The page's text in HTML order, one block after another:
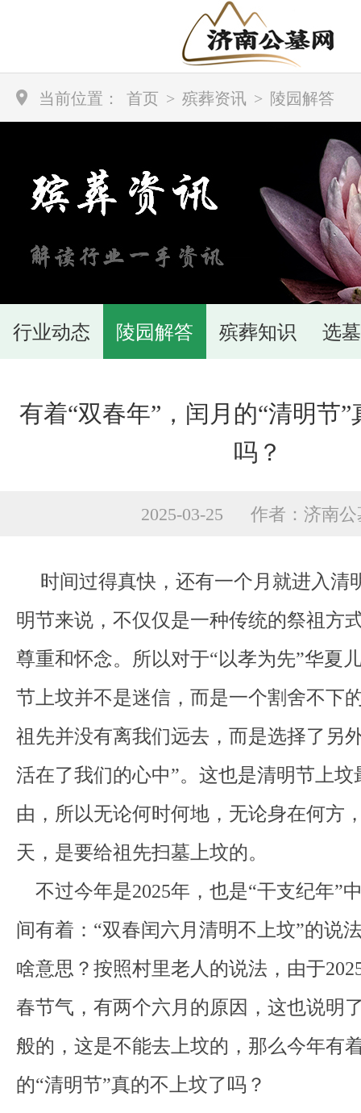
当前位置： 首页 > 殡葬资讯 > 陵园解答
行业动态 陵园解答 殡葬知识 选
有着“双春年”，闰月的“清明节
吗？
2025-03-25 作者：济南公
时间过得真快，还有一个月就进入清
明节来说，不仅仅是一种传统的祭祖方
尊重和怀念。所以对于“以孝为先”华夏
节上坟并不是迷信，而是一个割舍不下
祖先并没有离我们远去，而是选择了另
活在了我们的心中”。这也是清明节上
由，所以无论何时何地，无论身在何方
天，是要给祖先扫墓上坟的。
不过今年是2025年，也是“干支纪年”
间有着：“双春闰六月清明不上坟”的说
啥意思？按照村里老人的说法，由于
春节气，有两个六月的原因，这也说明
般的，这是不能去上坟的，那么今年有
的“清明节”真的不上坟了吗？